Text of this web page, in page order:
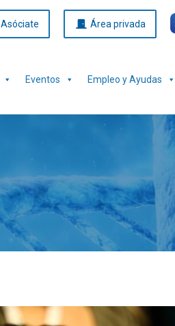
Asóciate Área privada
Eventos Empleo y Ayudas